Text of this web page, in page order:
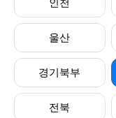
인천
울산
경기북부
전북